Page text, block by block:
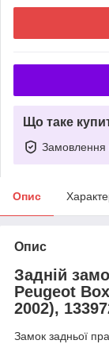
Що таке
Замовлення
Опис
Опис
Задній
Peugeot
2002),
Замок задньої